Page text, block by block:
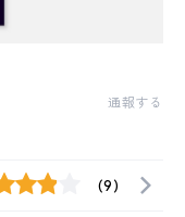
通報する
(9)